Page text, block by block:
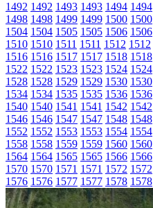
1492 1492 1493 1493 1494 1494
1498 1498 1499 1499 1500 1500
1504 1504 1505 1505 1506 1506
1510 1510 1511 1511 1512 1512
1516 1516 1517 1517 1518 1518
1522 1522 1523 1523 1524 1524
1528 1528 1529 1529 1530 1530
1534 1534 1535 1535 1536 1536
1540 1540 1541 1541 1542 1542
1546 1546 1547 1547 1548 1548
1552 1552 1553 1553 1554 1554
1558 1558 1559 1559 1560 1560
1564 1564 1565 1565 1566 1566
1570 1570 1571 1571 1572 1572
1576 1576 1577 1577 1578 1578